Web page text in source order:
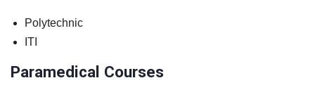
Polytechnic
ITI
Paramedical Courses